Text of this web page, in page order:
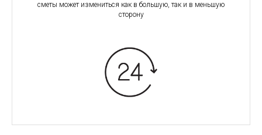
сметы может измениться как в большую, так и в меньшую
сторону